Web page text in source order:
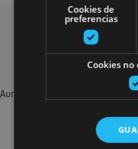
Bilatu
Aurkitu zure bidaia Nafarroan
Cookies de
preferencias
Cookies no